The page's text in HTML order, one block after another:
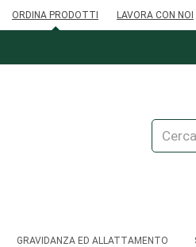
ORDINA PRODOTTI LAVORA CON NOI
Cerca
GRAVIDANZA ED ALLATTAMENTO